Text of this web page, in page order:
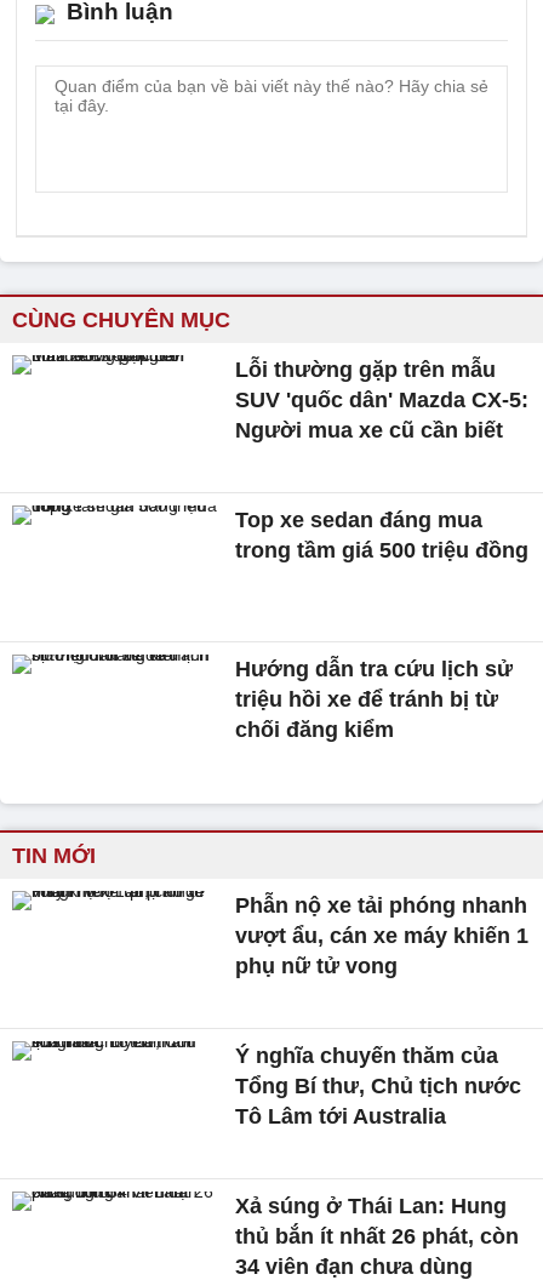
Bình luận
CÙNG CHUYÊN MỤC
Lỗi thường gặp trên mẫu
SUV 'quốc dân' Mazda CX-5:
Người mua xe cũ cần biết
Top xe sedan đáng mua
trong tầm giá 500 triệu đồng
Hướng dẫn tra cứu lịch sử
triệu hồi xe để tránh bị từ
chối đăng kiểm
TIN MỚI
Phẫn nộ xe tải phóng nhanh
vượt ẩu, cán xe máy khiến 1
phụ nữ tử vong
Ý nghĩa chuyến thăm của
Tổng Bí thư, Chủ tịch nước
Tô Lâm tới Australia
Xả súng ở Thái Lan: Hung
thủ bắn ít nhất 26 phát, còn
34 viên đạn chưa dùng